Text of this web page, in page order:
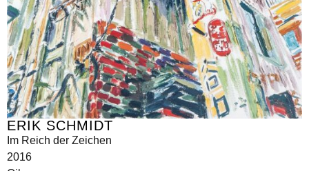
ERIK SCHMIDT
Im Reich der Zeichen
2016